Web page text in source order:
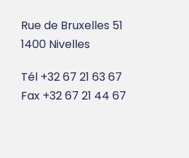
Rue de Bruxelles 51
1400 Nivelles
Tél +32 67 21 63 67
Fax +32 67 21 44 67